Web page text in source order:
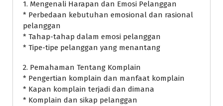
1. Mengenali Harapan dan Emosi Pelanggan
* Perbedaan kebutuhan emosional dan rasional
pelanggan
* Tahap-tahap dalam emosi pelanggan
* Tipe-tipe pelanggan yang menantang
2. Pemahaman Tentang Komplain
* Pengertian komplain dan manfaat komplain
* Kapan komplain terjadi dan dimana
* Komplain dan sikap pelanggan